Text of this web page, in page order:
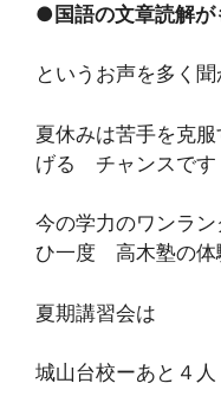
● 国語の文章読解
というお声を多く聞
夏休みは苦手を克
げる チャンスです
今の学力のワンラ
ひ一度 高木塾の体
夏期講習会は
城山台校ーあと４人